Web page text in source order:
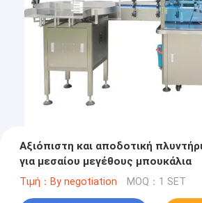
Αξιόπιστη και αποδοτική
για μεσαίου μεγέθους μπουκάλια
Τιμή：By negotiation MOQ：1 SET